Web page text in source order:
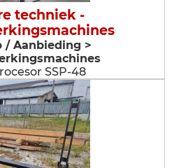
techniek -
/ Aanbieding >
SSP-48